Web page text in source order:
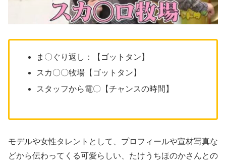
ま〇ぐり返し：【ゴットタン】
スカ〇〇牧場【ゴットタン】
スタッフから電〇【チャンスの時間】
モデルや女性タレントとして、プロフィールや宣材写真な
どから伝わってくる可愛らしい、たけうちほのかさんとの